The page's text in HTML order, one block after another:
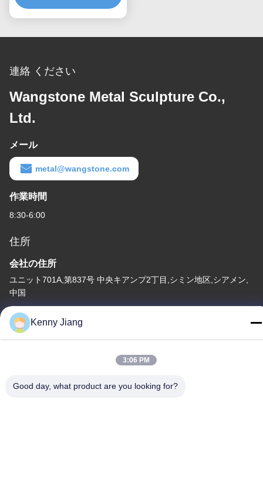
連絡 ください
Wangstone Metal Sculpture Co.,
Ltd.
メール
metal@wangstone.com
作業時間
8:30-6:00
住所
会社の住所
ユニット701A,第837号 中央キアンプ2丁目,シミン地区,シアメン,
中国
工場住所
第72号 ユンジュン道路 武峰村 崇武町 泉州市 福建市
Kenny Jiang
3:06 PM
Good day, what product are you looking for?